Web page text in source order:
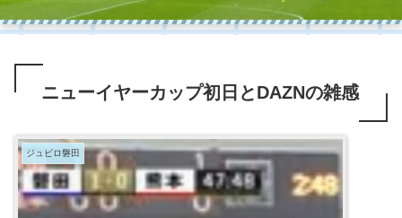
ニューイヤーカップ初日とDAZNの雑感
ジュビロ磐田